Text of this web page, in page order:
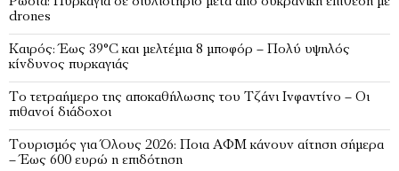
drones
Καιρός: Έως 39°C και μελτέμια 8 μποφόρ – Πολύ υψηλός
κίνδυνος πυρκαγιάς
Το τετραήμερο της αποκαθήλωσης του Τζάνι Ινφαντίνο – Οι
πιθανοί διάδοχοι
Τουρισμός για Όλους 2026: Ποια ΑΦΜ κάνουν αίτηση σήμερα
– Έως 600 ευρώ η επιδότηση